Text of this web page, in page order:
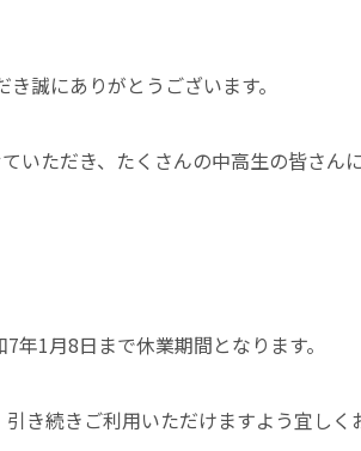
誠にありがとうございます。
いただき、たくさんの中高生の皆さん
1月8日まで休業期間となります。
き続きご利用いただけますよう宜しく